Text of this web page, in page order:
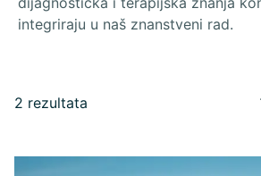
integriraju u naš znanstveni rad.
2 rezultata